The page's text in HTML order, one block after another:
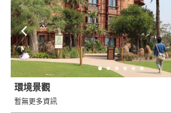
環境景觀
暫無更多資訊